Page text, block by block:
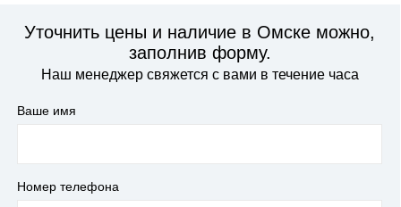
Уточнить цены и наличие в Омске можно,
заполнив форму.
Наш менеджер свяжется с вами в течение часа
Ваше имя
Номер телефона